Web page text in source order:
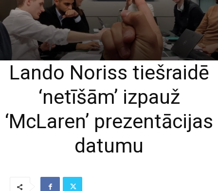
Lando Noriss tiešraidē
‘netīšām’ izpauž
‘McLaren’ prezentācijas
datumu